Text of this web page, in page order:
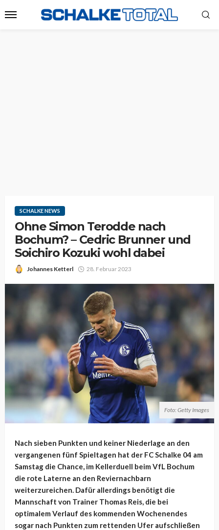
SCHALKE NEWS
Ohne Simon Terodde nach
Bochum? – Cedric Brunner und
Soichiro Kozuki wohl dabei
Johannes Ketterl 28. Februar 2023
Foto: Getty Images
Nach sieben Punkten und keiner Niederlage an den
vergangenen fünf Spieltagen hat der FC Schalke 04 am
Samstag die Chance, im Kellerduell beim VfL Bochum
die rote Laterne an den Reviernachbarn
weiterzureichen. Dafür allerdings benötigt die
Mannschaft von Trainer Thomas Reis, die bei
optimalem Verlauf des kommenden Wochenendes
sogar nach Punkten zum rettenden Ufer aufschließen